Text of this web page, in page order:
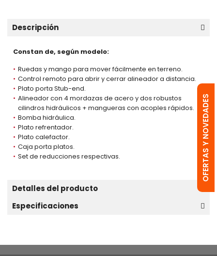
Descripción
Constan de, según modelo:
Ruedas y mango para mover fácilmente en terreno.
Control remoto para abrir y cerrar alineador a distancia.
Plato porta Stub-end.
Alineador con 4 mordazas de acero y dos robustos
cilindros hidráulicos + mangueras con acoples rápidos.
Bomba hidráulica.
Plato refrentador.
Plato calefactor.
Caja porta platos.
Set de reducciones respectivas.
Detalles del producto
Especificaciones
OFERTAS Y NOVEDADES